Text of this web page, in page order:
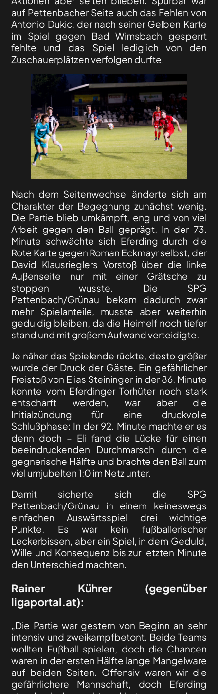
auf Pettenbacher Seite auch das Fehlen von
Antonio Dukic, der nach seiner Gelben Karte
im Spiel gegen Bad Wimsbach gesperrt
fehlte und das Spiel lediglich von den
Zuschauerplätzen verfolgen durfte.
Nach dem Seitenwechsel änderte sich am
Charakter der Begegnung zunächst wenig.
Die Partie blieb umkämpft, eng und von viel
Arbeit gegen den Ball geprägt. In der 73.
Minute schwächte sich Eferding durch die
Rote Karte gegen Roman Eckmayr selbst, der
David Klausrieglers Vorstoß über die linke
Außenseite nur mit einer Grätsche zu
stoppen wusste. Die SPG
Pettenbach/Grünau bekam dadurch zwar
mehr Spielanteile, musste aber weiterhin
geduldig bleiben, da die Heimelf noch tiefer
stand und mit großem Aufwand verteidigte.
Je näher das Spielende rückte, desto größer
wurde der Druck der Gäste. Ein gefährlicher
Freistoß von Elias Steininger in der 86. Minute
konnte vom Eferdinger Torhüter noch stark
entschärft werden, war aber die
Initialzündung für eine druckvolle
Schlußphase: In der 92. Minute machte er es
denn doch – Eli fand die Lücke für einen
beeindruckenden Durchmarsch durch die
gegnerische Hälfte und brachte den Ball zum
viel umjubelten 1:0 im Netz unter.
Damit sicherte sich die SPG
Pettenbach/Grünau in einem keineswegs
einfachen Auswärtsspiel drei wichtige
Punkte. Es war kein fußballerischer
Leckerbissen, aber ein Spiel, in dem Geduld,
Wille und Konsequenz bis zur letzten Minute
den Unterschied machten.
Rainer Kührer (gegenüber
ligaportal.at):
„Die Partie war gestern von Beginn an sehr
intensiv und zweikampfbetont. Beide Teams
wollten Fußball spielen, doch die Chancen
waren in der ersten Hälfte lange Mangelware
auf beiden Seiten. Offensiv waren wir die
gefährlichere Mannschaft, doch Eferding